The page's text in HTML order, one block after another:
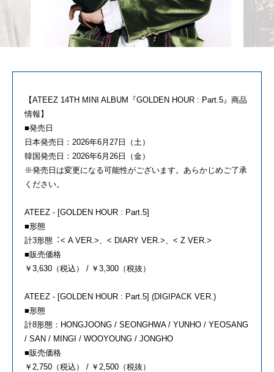
【ATEEZ 14TH MINI ALBUM『GOLDEN HOUR : Part.5』商品
情報】
■発売日
日本発売日：2026年6月27日（土）
韓国発売日：2026年6月26日（金）
※発売日は変更になる可能性がございます。あらかじめご了承
ください。
ATEEZ - [GOLDEN HOUR : Part.5]
■形態
計3形態︓< A VER.>、< DIARY VER.>、< Z VER.>
■販売価格
￥3,630（税込） / ￥3,300（税抜）
ATEEZ - [GOLDEN HOUR : Part.5] (DIGIPACK VER.)
■形態
計8形態：HONGJOONG / SEONGHWA / YUNHO / YEOSANG
/ SAN / MINGI / WOOYOUNG / JONGHO
■販売価格
￥2,750（税込） / ￥2,500（税抜）